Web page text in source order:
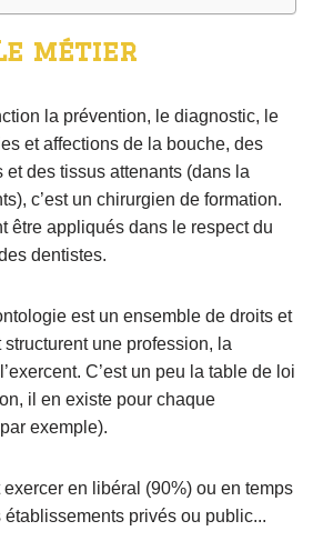
métier
la prévention, le diagnostic, le
et affections de la bouche, des
des tissus attenants (dans la
c’est un chirurgien de formation.
être appliqués dans le respect du
dentistes.
est un ensemble de droits et
une profession, la
C’est un peu la table de loi
il en existe pour chaque
exemple).
exercer en libéral (90%) ou en temps
privés ou public...